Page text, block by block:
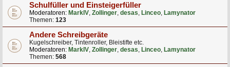
Schulfüller und Einsteigerfüller
Moderatoren: MarkIV, Zollinger, desas, Linceo, Lamynator
Themen: 123
Andere Schreibgeräte
Kugelschreiber, Tintenroller, Bleistifte etc.
Moderatoren: MarkIV, Zollinger, desas, Linceo, Lamynator
Themen: 568